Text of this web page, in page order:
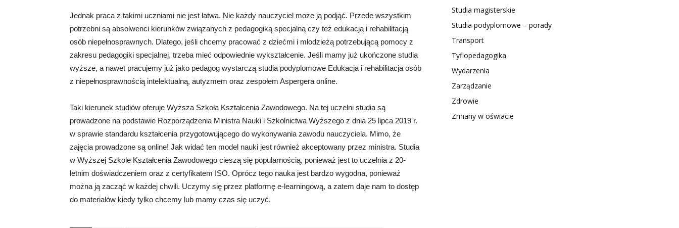
Jednak praca z takimi uczniami nie jest łatwa. Nie każdy nauczyciel może ją podjąć. Przede wszystkim
potrzebni są absolwenci kierunków związanych z pedagogiką specjalną czy też edukacją i rehabilitacją
osób niepełnosprawnych. Dlatego, jeśli chcemy pracować z dziećmi i młodzieżą potrzebującą pomocy z
zakresu pedagogiki specjalnej, trzeba mieć odpowiednie wykształcenie. Jeśli mamy już ukończone studia
wyższe, a nawet pracujemy już jako pedagog wystarczą studia podyplomowe Edukacja i rehabilitacja osób
z niepełnosprawnością intelektualną, autyzmem oraz zespołem Aspergera online.
Taki kierunek studiów oferuje Wyższa Szkoła Kształcenia Zawodowego. Na tej uczelni studia są
prowadzone na podstawie Rozporządzenia Ministra Nauki i Szkolnictwa Wyższego z dnia 25 lipca 2019 r.
w sprawie standardu kształcenia przygotowującego do wykonywania zawodu nauczyciela. Mimo, że
zajęcia prowadzone są online! Jak widać ten model nauki jest również akceptowany przez ministra. Studia
w Wyższej Szkole Kształcenia Zawodowego cieszą się popularnością, ponieważ jest to uczelnia z 20-
letnim doświadczeniem oraz z certyfikatem ISO. Oprócz tego nauka jest bardzo wygodna, ponieważ
można ją zacząć w każdej chwili. Uczymy się przez platformę e-learningową, a zatem daje nam to dostęp
do materiałów kiedy tylko chcemy lub mamy czas się uczyć.
Studia magisterskie
Studia podyplomowe – porady
Transport
Tyflopedagogika
Wydarzenia
Zarządzanie
Zdrowie
Zmiany w oświacie